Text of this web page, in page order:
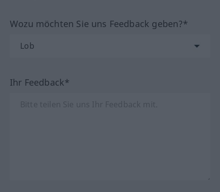
Wozu möchten Sie uns Feedback geben?*
Ihr Feedback*